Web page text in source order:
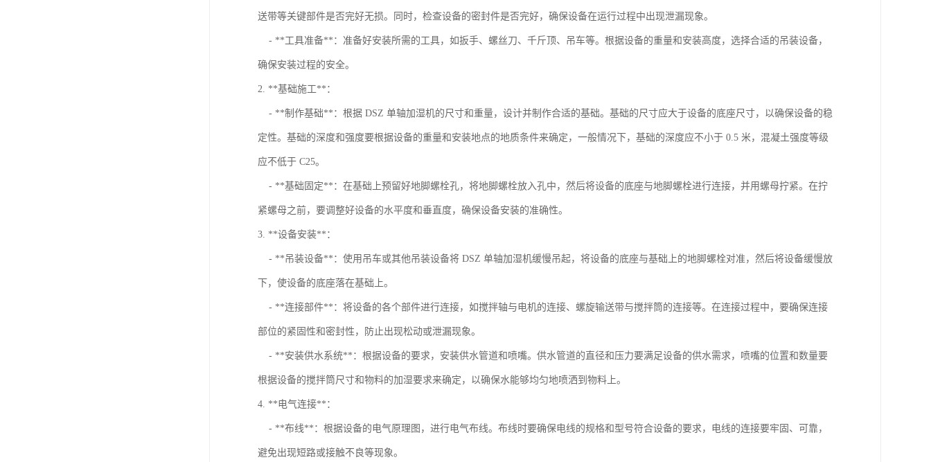
送带等关键部件是否完好无损。同时，检查设备的密封件是否完好，确保设备在运行过程中出现泄漏现象。
- **工具准备**：准备好安装所需的工具，如扳手、螺丝刀、千斤顶、吊车等。根据设备的重量和安装高度，选择合适的吊装设备，
确保安装过程的安全。
2. **基础施工**：
- **制作基础**：根据 DSZ 单轴加湿机的尺寸和重量，设计并制作合适的基础。基础的尺寸应大于设备的底座尺寸，以确保设备的稳
定性。基础的深度和强度要根据设备的重量和安装地点的地质条件来确定，一般情况下，基础的深度应不小于 0.5 米，混凝土强度等级
应不低于 C25。
- **基础固定**：在基础上预留好地脚螺栓孔，将地脚螺栓放入孔中，然后将设备的底座与地脚螺栓进行连接，并用螺母拧紧。在拧
紧螺母之前，要调整好设备的水平度和垂直度，确保设备安装的准确性。
3. **设备安装**：
- **吊装设备**：使用吊车或其他吊装设备将 DSZ 单轴加湿机缓慢吊起，将设备的底座与基础上的地脚螺栓对准，然后将设备缓慢放
下，使设备的底座落在基础上。
- **连接部件**：将设备的各个部件进行连接，如搅拌轴与电机的连接、螺旋输送带与搅拌筒的连接等。在连接过程中，要确保连接
部位的紧固性和密封性，防止出现松动或泄漏现象。
- **安装供水系统**：根据设备的要求，安装供水管道和喷嘴。供水管道的直径和压力要满足设备的供水需求，喷嘴的位置和数量要
根据设备的搅拌筒尺寸和物料的加湿要求来确定，以确保水能够均匀地喷洒到物料上。
4. **电气连接**：
- **布线**：根据设备的电气原理图，进行电气布线。布线时要确保电线的规格和型号符合设备的要求，电线的连接要牢固、可靠，
避免出现短路或接触不良等现象。